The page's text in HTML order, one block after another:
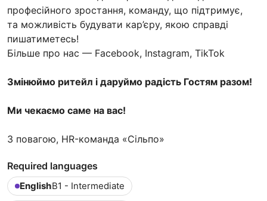
професійного зростання, команду, що підтримує,
та можливість будувати кар’єру, якою справді
пишатиметесь!
Більше про наc — Facebook, Instagram, TikTok
Змінюймо ритейл і даруймо радість Гостям разом!
Ми чекаємо саме на вас!
З повагою, HR-команда «Сільпо»
Required languages
EnglishB1 - Intermediate